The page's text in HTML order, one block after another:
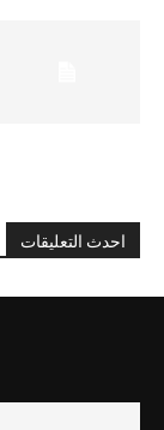
احدث التعليقات